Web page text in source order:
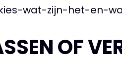
wat-zijn-het-en-
OF